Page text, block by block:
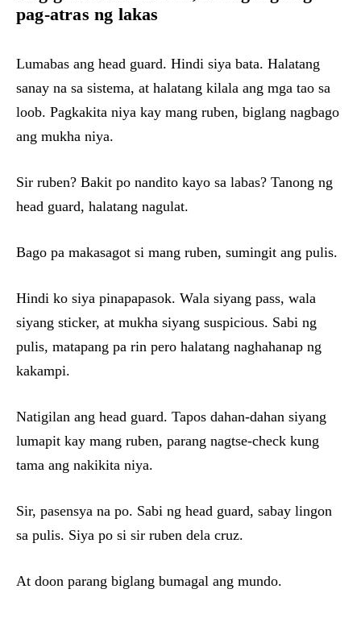
pag-atras ng lakas
Lumabas ang head guard. Hindi siya bata. Halatang
sanay na sa sistema, at halatang kilala ang mga tao sa
loob. Pagkakita niya kay mang ruben, biglang nagbago
ang mukha niya.
Sir ruben? Bakit po nandito kayo sa labas? Tanong ng
head guard, halatang nagulat.
Bago pa makasagot si mang ruben, sumingit ang pulis.
Hindi ko siya pinapapasok. Wala siyang pass, wala
siyang sticker, at mukha siyang suspicious. Sabi ng
pulis, matapang pa rin pero halatang naghahanap ng
kakampi.
Natigilan ang head guard. Tapos dahan-dahan siyang
lumapit kay mang ruben, parang nagtse-check kung
tama ang nakikita niya.
Sir, pasensya na po. Sabi ng head guard, sabay lingon
sa pulis. Siya po si sir ruben dela cruz.
At doon parang biglang bumagal ang mundo.